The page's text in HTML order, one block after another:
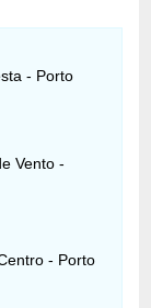
- Porto
Vento -
- Porto